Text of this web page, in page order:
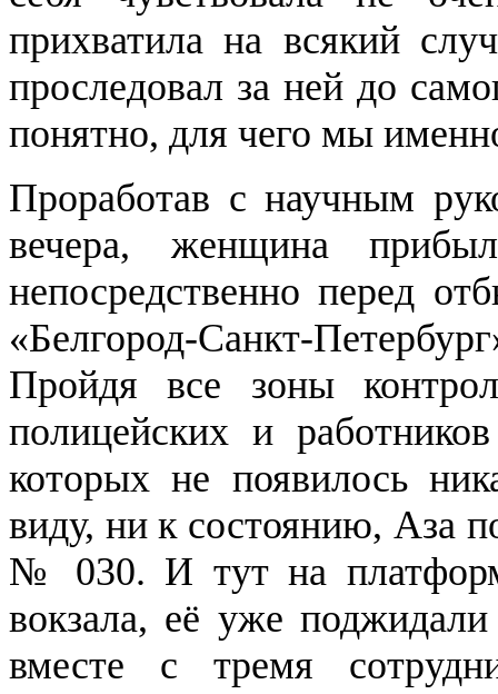
прихватила на всякий
проследовал за ней до
понятно, для чего мы
Проработав с научным
вечера, женщина
непосредственно перед
«Белгород-Санкт-
Пройдя все зоны
полицейских и
которых не появилось
виду, ни к состоянию, Аза
№ 030. И тут на
вокзала, её уже
вместе с тремя